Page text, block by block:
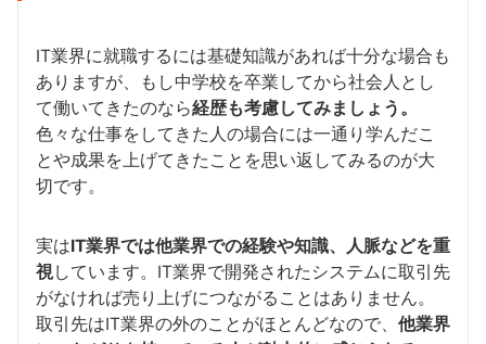
IT業界に就職するには基礎知識があれば十分な場合も
ありますが、もし中学校を卒業してから社会人とし
て働いてきたのなら経歴も考慮してみましょう。
色々な仕事をしてきた人の場合には一通り学んだこ
とや成果を上げてきたことを思い返してみるのが大
切です。
実はIT業界では他業界での経験や知識、人脈などを重
視しています。IT業界で開発されたシステムに取引先
がなければ売り上げにつながることはありません。
取引先はIT業界の外のことがほとんどなので、 他業界